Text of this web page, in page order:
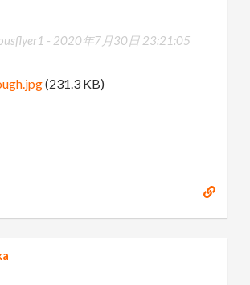
- 2020年7月30日 23:21:05
(231.3 KB)